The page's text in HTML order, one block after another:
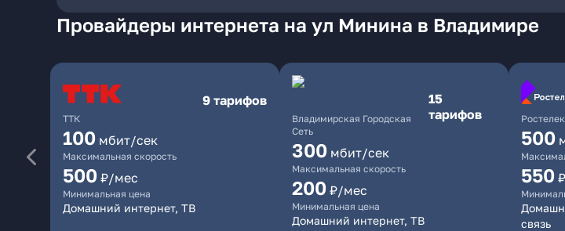
Провайдеры интернета на ул Минина в Владимире
ТТК
9 тарифов
100 мбит/сек
Максимальная скорость
500 ₽/мес
Минимальная цена
Домашний интернет, ТВ
Владимирская Городская
Сеть
15
тарифов
300 мбит/сек
Максимальная скорость
200 ₽/мес
Минимальная цена
Домашний интернет, ТВ
500
550
связь